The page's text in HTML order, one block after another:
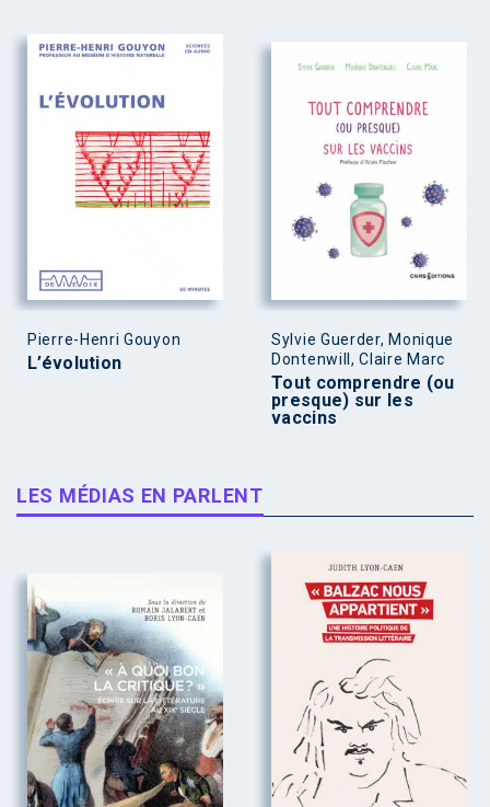
Pierre-Henri Gouyon
L’évolution
Sylvie Guerder, Monique
Dontenwill, Claire Marc
Tout comprendre (ou
presque) sur les
vaccins
LES MÉDIAS EN PARLENT